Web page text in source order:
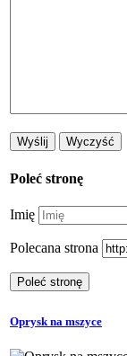
Poleć stronę
Imię
Polecana strona
Oprysk na mszyce